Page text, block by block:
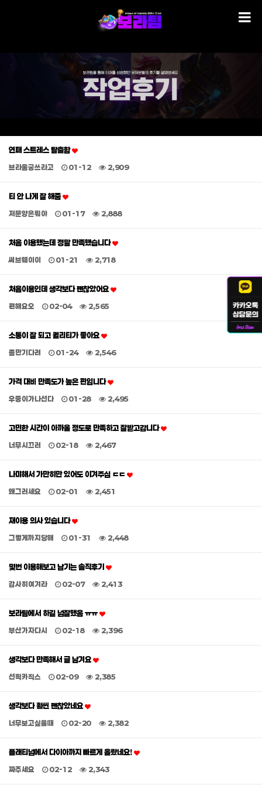
연패 스트레스 탈출함
브라움궁쓰라고 01-12 2,909
티 안 나게 잘 해줌
저문양은뭐야 01-17 2,888
처음 이용했는데 정말 만족했습니다
써브웨이이 01-21 2,718
처음이용인데 생각보다 괜찮았어요
편해요오 02-04 2,565
소통이 잘 되고 퀄리티가 좋아요
좀만기다려 01-24 2,546
가격 대비 만족도가 높은 편입니다
우중이가나선다 01-28 2,495
고민한 시간이 아까울 정도로 만족하고 잘받고갑니다
너무시끄러 02-18 2,467
나미해서 가만히만 있어도 이겨주심 ㄷㄷ
왜그러세요 02-01 2,451
재이용 의사 있습니다
그렇게까지당해 01-31 2,448
몇번 이용해보고 남기는 솔직후기
감사히여겨라 02-07 2,413
보라팀에서 하길 넘잘했음 ㅠㅠ
부산가자다시 02-18 2,396
생각보다 만족해서 글 남겨요
선픽카직스 02-09 2,385
생각보다 훨씬 괜찮았네요
너무보고싶을때 02-20 2,382
플래티넘에서 다이아까지 빠르게 올랐네요!
짜주세요 02-12 2,343